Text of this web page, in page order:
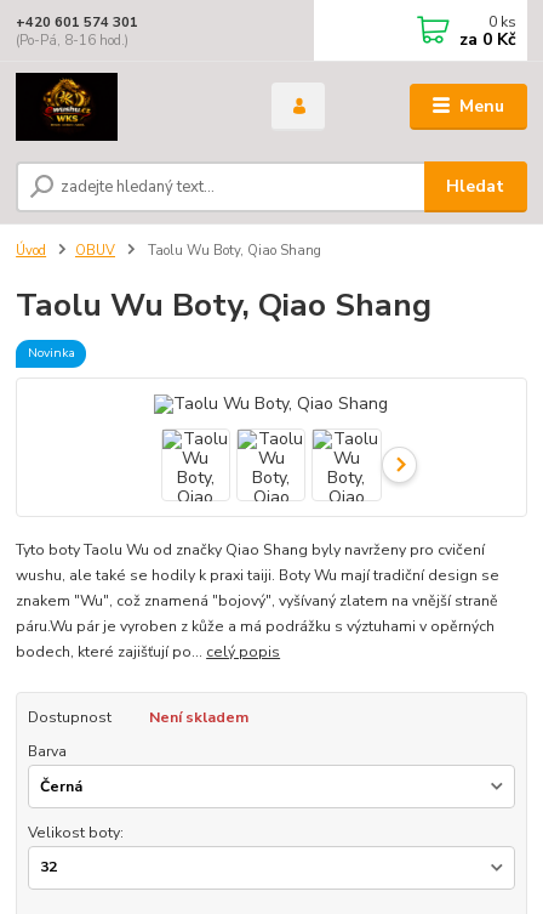
Menu
Hledat
+420 601 574 301
(Po-Pá, 8-16 hod.)
0 ks
za 0 Kč
Úvod OBUV Taolu Wu Boty, Qiao Shang
Taolu Wu Boty, Qiao Shang
Novinka
Tyto boty Taolu Wu od značky Qiao Shang byly navrženy pro cvičení
wushu, ale také se hodily k praxi taiji. Boty Wu mají tradiční design se
znakem "Wu", což znamená "bojový", vyšívaný zlatem na vnější straně
páru.Wu pár je vyroben z kůže a má podrážku s výztuhami v opěrných
bodech, které zajišťují po... celý popis
Dostupnost
Není skladem
Barva
Velikost boty: